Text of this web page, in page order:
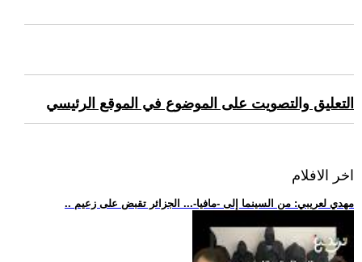
التعليق والتصويت على الموضوع في الموقع الرئيسي
اخر الافلام
.. مهدي لعريبي: من السينما إلى -مافيا-... الجزائر تقبض على زعيم